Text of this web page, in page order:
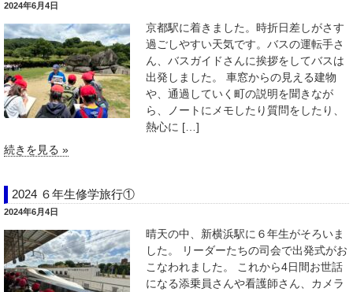
2024年6月4日
京都駅に着きました。時折日差しがさす
過ごしやすい天気です。バスの運転手さ
ん、バスガイドさんに挨拶をしてバスは
出発しました。 車窓からの見える建物
や、通過していく町の説明を聞きなが
ら、ノートにメモしたり質問をしたり、
熱心に […]
続きを見る »
2024 ６年生修学旅行①
2024年6月4日
晴天の中、新横浜駅に６年生がそろいま
した。 リーダーたちの司会で出発式がお
こなわれました。 これから4日間お世話
になる添乗員さんや看護師さん、カメラ